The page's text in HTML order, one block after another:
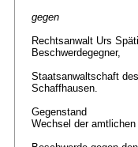
gegen
Rechtsanwalt Urs
Beschwerdegegner,
Staatsanwaltschaft
Schaffhausen.
Gegenstand
Wechsel der amtlichen